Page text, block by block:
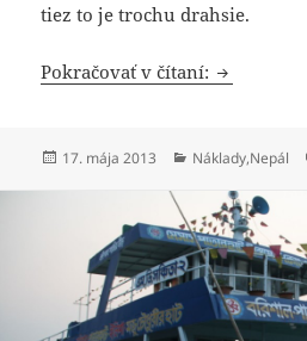
tiez to je trochu drahsie.
Pokračovať v čítaní: Sumár
Publikované
17. mája 2013 Kategórie
Náklady,Nepál